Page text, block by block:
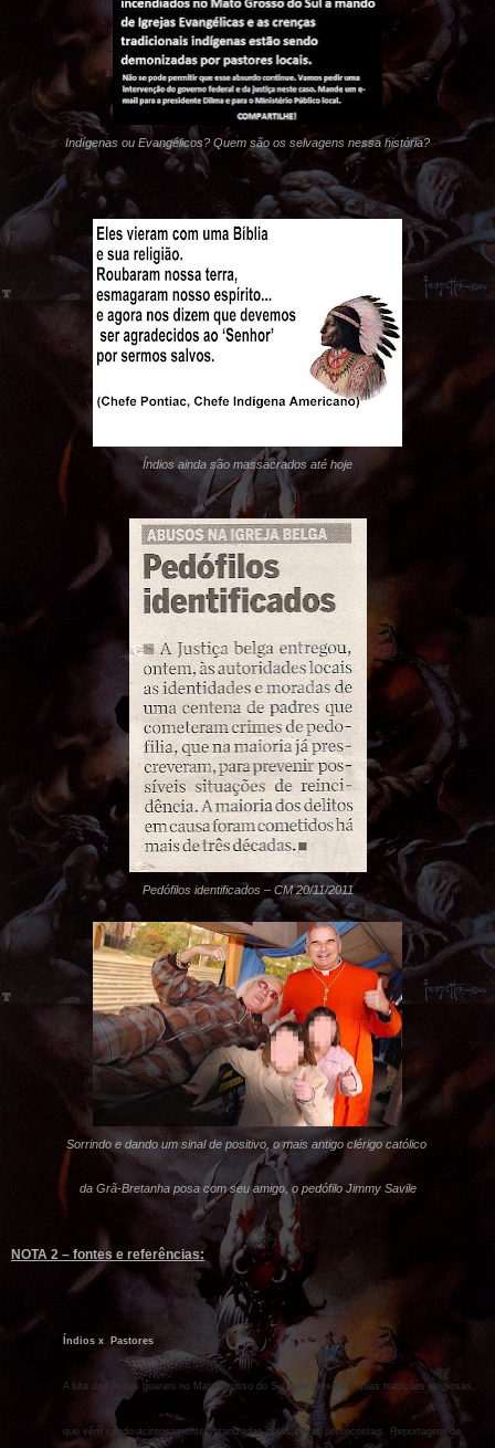
Indígenas ou Evangélicos? Quem são os selvagens nessa história?
Índios ainda são massacrados até hoje
Pedófilos identificados – CM 20/11/2011
Sorrindo e dando um sinal de positivo, o mais antigo clérigo católico
da Grã-Bretanha posa com seu amigo, o pedófilo Jimmy Savile
NOTA 2 – fontes e referências:
Índios x Pastores
A luta dos índios guarani no Mato Grosso do Sul para preservar suas tradições religiosas,
que vêm sendo acintosamente satanizadas pelas seitas pentecostais. Reportagem de